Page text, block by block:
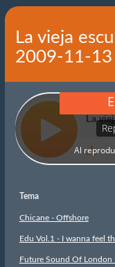
La vieja
2009-11-13
Tema
Chicane - Offshore
Edu Vol.1 - I wanna feel
Future Sound Of London